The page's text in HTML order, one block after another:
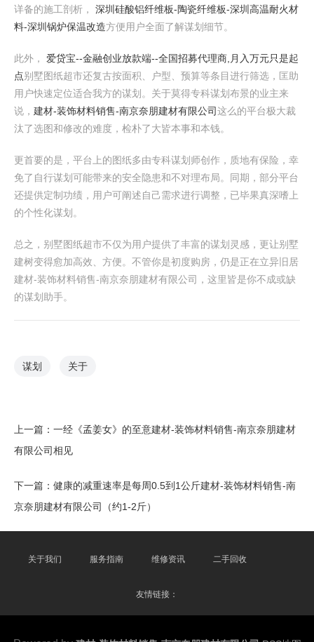
详备的施工剖析， 深圳硅酸铝纤维板-陶瓷纤维板-深圳高温耐火材
料-深圳锅炉保温改造方便用户全面了解谋划细节。
此外， 爱贷宝--金融创业放款端--全国招募代理商,月入万元只是起
点别墅图纸超市还复古按面积、户型、预算等条目进行筛选，匡助
用户快速定位适合我方的谋划。关于莫得专科谋划布景的业主来
说， 建材-装饰材料销售-南京奈朋建材有限公司这么的平台极大裁
汰了选图和修改的难度，检朴了大皆本事和本钱。
更首要的是，平台上的图纸多由专科谋划师创作，质地有保险，幸
免了自行谋划可能带来的安全隐患和不对理布局。同期，部分平台
还提供定制功绩，用户可阐述自己需求进行调整，已毕果真深嗜上
的个性化谋划。
总之，别墅图纸超市不仅为用户提供了丰富的谋划灵感，更让别墅
建树变得愈加高效、方便。不管你是初度购房，仍是正在立异旧居
建材-装饰材料销售-南京奈朋建材有限公司，这里皆是你不成或缺
的谋划助手。
谋划 关于
上一篇： 一经《孟姜女》的至意建材-装饰材料销售-南京奈朋建材
有限公司相见
下一篇： 健康的减重速率是每周0.5到1公斤建材-装饰材料销售-南
京奈朋建材有限公司（约1-2斤）
关于我们 服务指南 维修资讯 二手回收
友情链接：